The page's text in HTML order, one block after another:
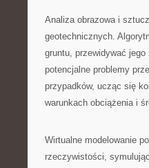
Analiza obrazowa i
geotechnicznych.
gruntu, przewidywać
potencjalne problemy
przypadków, ucząc się
warunkach obciążenia i
Wirtualne modelowanie
rzeczywistości,